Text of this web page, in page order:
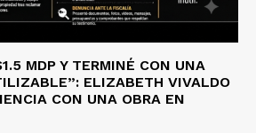
MDP Y TERMINÉ CON UNA
ELIZABETH VIVALDO
CON UNA OBRA EN